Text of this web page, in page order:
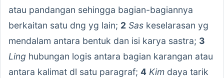
atau pandangan sehingga bagian-bagiannya
berkaitan satu dng yg lain; 2 Sas keselarasan yg
mendalam antara bentuk dan isi karya sastra; 3
Ling hubungan logis antara bagian karangan atau
antara kalimat dl satu paragraf; 4 Kim daya tarik